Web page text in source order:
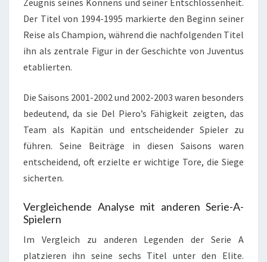
Der Titel von 1994-1995 markierte den Beginn seiner
Reise als Champion, während die nachfolgenden Titel
ihn als zentrale Figur in der Geschichte von Juventus
etablierten.
Die Saisons 2001-2002 und 2002-2003 waren besonders
bedeutend, da sie Del Piero’s Fähigkeit zeigten, das
Team als Kapitän und entscheidender Spieler zu
führen. Seine Beiträge in diesen Saisons waren
entscheidend, oft erzielte er wichtige Tore, die Siege
sicherten.
Vergleichende Analyse mit anderen Serie-A-
Spielern
Im Vergleich zu anderen Legenden der Serie A
platzieren ihn seine sechs Titel unter den Elite.